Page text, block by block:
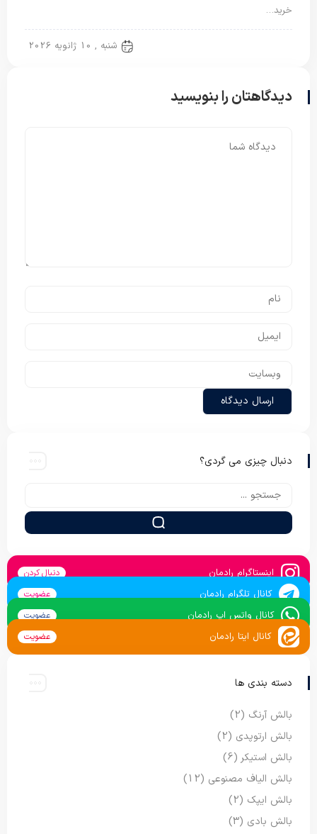
خرید…
شنبه , 10 ژانویه 2026
دیدگاهتان را بنویسید
دنبال چیزی می گردی؟
اینستاگرام رادمان دنبال کردن
کانال تلگرام رادمان عضویت
کانال واتس اپ رادمان عضویت
کانال ایتا رادمان عضویت
دسته بندی ها
بالش آرنگ (2)
بالش ارتوپدی (2)
بالش استیکر (6)
بالش الیاف مصنوعی (12)
بالش ایپک (2)
بالش بادی (3)